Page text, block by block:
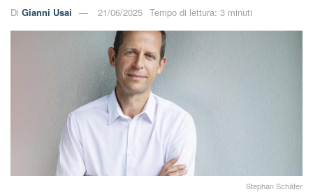
Di Gianni Usai 21/06/2025 Tempo di lettura: 3 minuti
Stephan Schäfer